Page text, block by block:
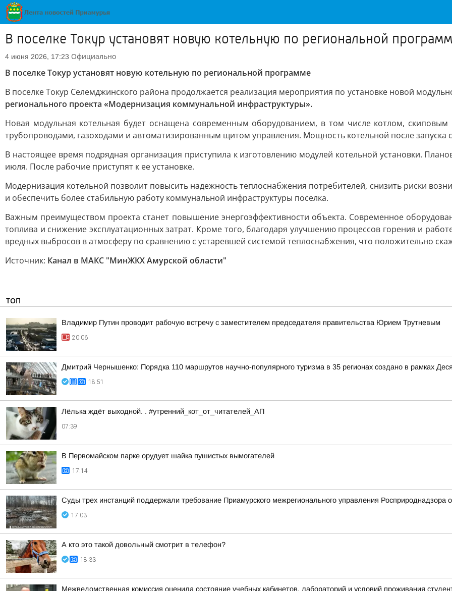
В поселке Токур установят новую котельную по региональной
4 июня 2026, 17:23 Официально
В поселке Токур установят новую котельную по региональной программе
В поселке Токур Селемджинского района продолжается реализация мероприятия по установке новой
регионального проекта «Модернизация коммунальной инфраструктуры».
Новая модульная котельная будет оснащена современным оборудованием, в том числе котлом,
трубопроводами, газоходами и автоматизированным щитом управления. Мощность котельной после запуска
В настоящее время подрядная организация приступила к изготовлению модулей котельной установки.
июля. После рабочие приступят к ее установке.
Модернизация котельной позволит повысить надежность теплоснабжения потребителей, снизить риски
и обеспечить более стабильную работу коммунальной инфраструктуры поселка.
Важным преимуществом проекта станет повышение энергоэффективности объекта. Современное
топлива и снижение эксплуатационных затрат. Кроме того, благодаря улучшению процессов горения и
вредных выбросов в атмосферу по сравнению с устаревшей системой теплоснабжения, что положительно
Источник: Канал в МАКС "МинЖКХ Амурской области"
ТОП
Владимир Путин проводит рабочую встречу с заместителем председателя правительства Юрием Трутневым
20:06
Дмитрий Чернышенко: Порядка 110 маршрутов научно-популярного туризма в 35 регионах создано в рамках
18:51
Лёлька ждёт выходной. . #утренний_кот_от_читателей_АП
07:39
В Первомайском парке орудует шайка пушистых вымогателей
17:14
Суды трех инстанций поддержали требование Приамурского межрегионального управления
17:03
А кто это такой довольный смотрит в телефон?
18:33
Межведомственная комиссия оценила состояние учебных кабинетов, лабораторий и условий проживания